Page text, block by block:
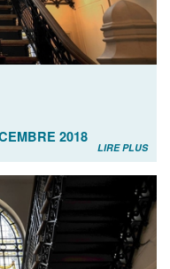
2018
LIRE PLUS